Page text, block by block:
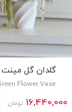
گلدان گل
Flower Vase
16,440,000 تومان